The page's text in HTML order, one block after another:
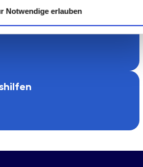
Notwendige erlauben